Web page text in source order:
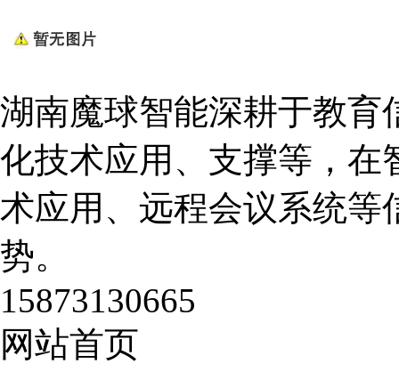
湖南魔球智能深耕于教育
化技术应用、支撑等，在
术应用、远程会议系统等
势。
15873130665
网站首页